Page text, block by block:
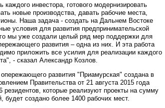
инвестора, готового модернизировать
новые производства, давать рабочие места,
Наша задача - создать на Дальнем Востоке
условия для развития предпринимательской
мы уже создали целый ряд мер поддержки для
развития – одна из них. И эта работа
приложить все усилия для реализации каждого
- сказал Александр Козлов.
развития "Приамурская" создана в
Правительства от 21 августа 2015 года
которые реализуют проекты на сумму
будет создано более 1400 рабочих мест.